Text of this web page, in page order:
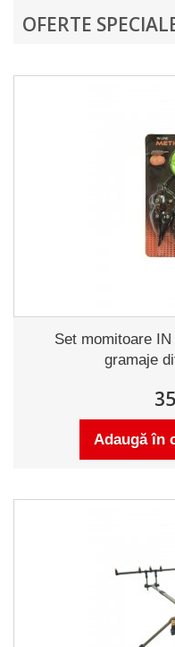
OFERTE
Set momitoare
gramaje
Adaugă în